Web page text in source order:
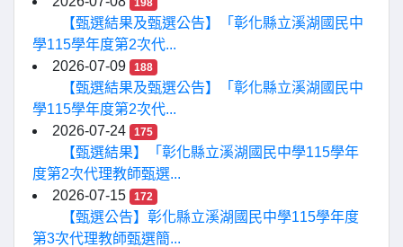
198
【甄選結果及甄選公告】「彰化縣立溪湖國民中
學115學年度第2次代...
2026-07-09
188
【甄選結果及甄選公告】「彰化縣立溪湖國民中
學115學年度第2次代...
2026-07-24
175
【甄選結果】「彰化縣立溪湖國民中學115學年
度第2次代理教師甄選...
2026-07-15
172
【甄選公告】彰化縣立溪湖國民中學115學年度
第3次代理教師甄選簡...